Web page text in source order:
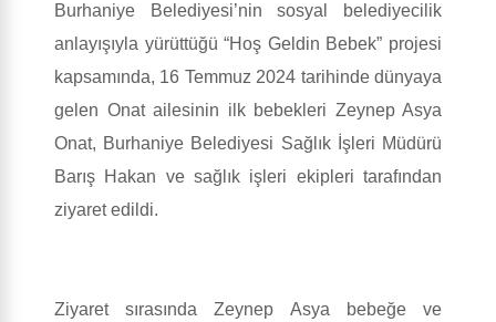
Burhaniye Belediyesi’nin sosyal belediyecilik
anlayışıyla yürüttüğü “Hoş Geldin Bebek” projesi
kapsamında, 16 Temmuz 2024 tarihinde dünyaya
gelen Onat ailesinin ilk bebekleri Zeynep Asya
Onat, Burhaniye Belediyesi Sağlık İşleri Müdürü
Barış Hakan ve sağlık işleri ekipleri tarafından
ziyaret edildi.
Ziyaret sırasında Zeynep Asya bebeğe ve